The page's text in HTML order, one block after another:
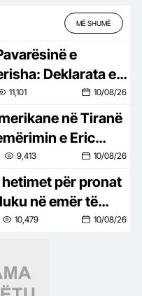
MË SHUMË
e
Deklarata e
historik
11,101 10/08/26
në Tiranë
e Eric
dhe
diplomati do të…
9,413 10/08/26
hetimet për pronat
në emër të
prokurorët
10,479 10/08/26